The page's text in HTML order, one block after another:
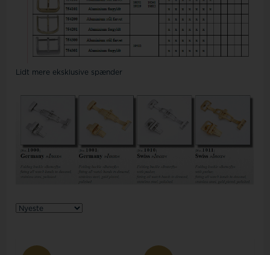
Lidt mere eksklusive spænder